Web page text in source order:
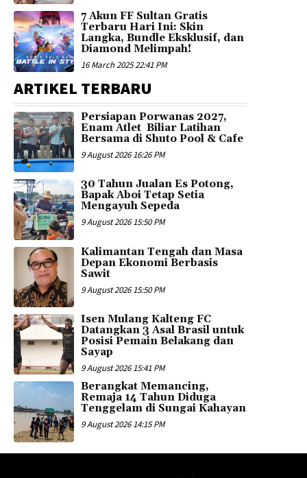
7 Akun FF Sultan Gratis
Terbaru Hari Ini: Skin
Langka, Bundle Eksklusif, dan
Diamond Melimpah!
16 March 2025 22:41 PM
ARTIKEL TERBARU
Persiapan Porwanas 2027,
Enam Atlet Biliar Latihan
Bersama di Shuto Pool & Cafe
9 August 2026 16:26 PM
30 Tahun Jualan Es Potong,
Bapak Aboi Tetap Setia
Mengayuh Sepeda
9 August 2026 15:50 PM
Kalimantan Tengah dan Masa
Depan Ekonomi Berbasis
Sawit
9 August 2026 15:50 PM
Isen Mulang Kalteng FC
Datangkan 3 Asal Brasil untuk
Posisi Pemain Belakang dan
Sayap
9 August 2026 15:41 PM
Berangkat Memancing,
Remaja 14 Tahun Diduga
Tenggelam di Sungai Kahayan
9 August 2026 14:15 PM